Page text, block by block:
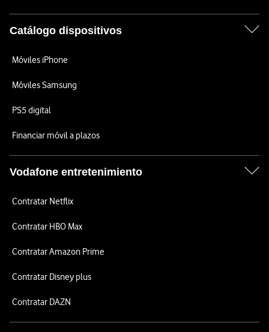
Catálogo dispositivos
Móviles iPhone
Móviles Samsung
PS5 digital
Financiar móvil a plazos
Vodafone entretenimiento
Contratar Netflix
Contratar HBO Max
Contratar Amazon Prime
Contratar Disney plus
Contratar DAZN